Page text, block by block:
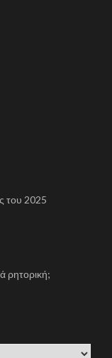
του 2025
ρητορική;